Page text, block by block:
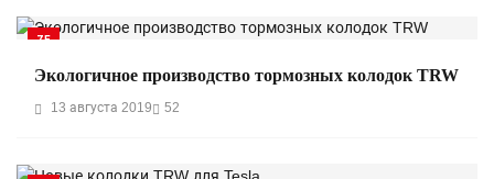
ZF
Экологичное производство тормозных колодок TRW
13 августа 2019 52